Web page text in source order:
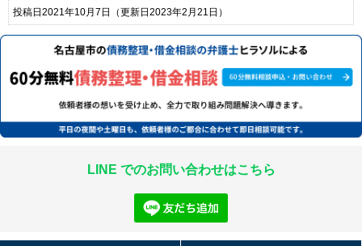
投稿日2021年10月7日 （更新日2023年2月21日）
LINE でのお問い合わせはこちら